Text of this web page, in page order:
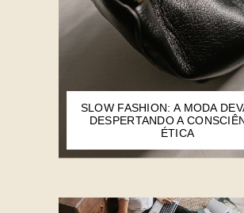
SLOW FASHION: A MODA
DESPERTANDO A
ÉTICA